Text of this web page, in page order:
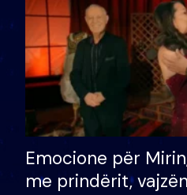
Emocione për
me prindërit,